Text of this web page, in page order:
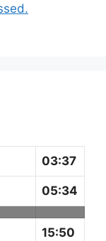
03:37
05:34
15:50